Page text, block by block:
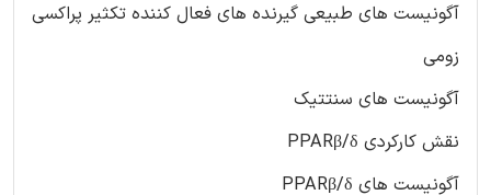
آگونیست های طبیعی گیرنده های فعال کننده تکثیر پراکسی
زومی
آگونیست های سنتتیک
نقش کارکردی PPARβ/δ
آگونیست های PPARβ/δ